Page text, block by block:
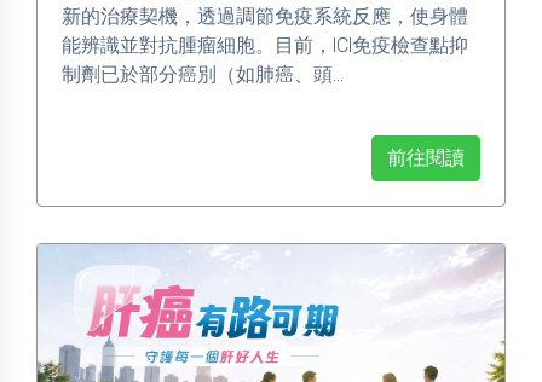
新的治療契機，透過調節免疫系統反應，使身體
能辨識並對抗腫瘤細胞。目前，ICI免疫檢查點抑
制劑已於部分癌別（如肺癌、頭...
前往閱讀